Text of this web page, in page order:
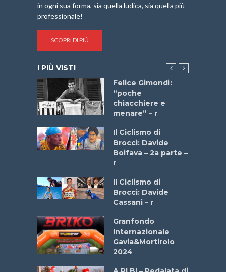
in ogni sua forma, sia quella ludica, sia quella più
professionale!
SCOPRI DI PIÙ
I PIÙ VISTI
Felice Gimondi:
“poche
chiacchiere e
menare” – r
Il Ciclismo di
Brocci: Davide
Boifava – 2a parte –
r
Il Ciclismo di
Brocci: Davide
Cassani – r
Granfondo
Internazionale
Gavia&Mortirolo
2024